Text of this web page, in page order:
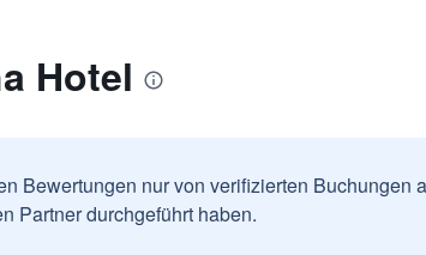
Hotel
Bewertungen nur von verifizierten Buchungen
Partner durchgeführt haben.